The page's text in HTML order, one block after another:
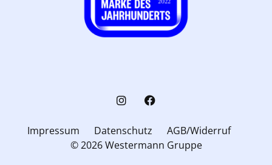
Impressum Datenschutz
AGB/Widerruf
© 2026 Westermann Gruppe